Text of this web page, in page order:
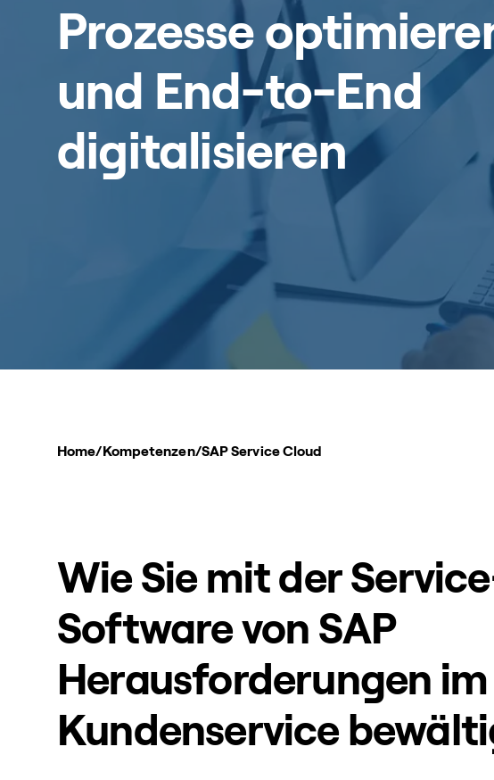
Prozesse
und End-to-End
digitalisieren
Home/Kompetenzen/SAP Service Cloud
Wie Sie mit der
Software von SAP
Herausforderungen im
Kundenservice